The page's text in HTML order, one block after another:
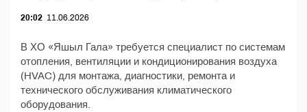
20:02 11.06.2026
В ХО «Яшыл Гала» требуется специалист по системам
отопления, вентиляции и кондиционирования воздуха
(HVAC) для монтажа, диагностики, ремонта и
технического обслуживания климатического
оборудования.